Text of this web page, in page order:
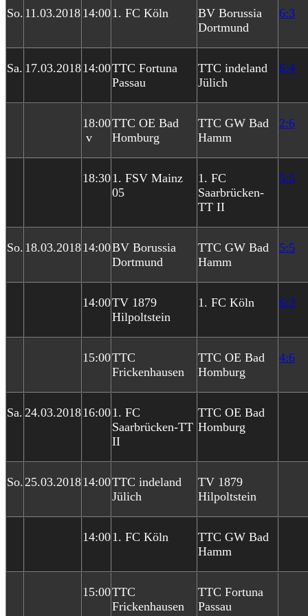
So. 11.03.2018 14:001. FC Köln
BV Borussia
Dortmund
6:3
Sa. 17.03.201814:00TTC Fortuna
Passau
TTC indeland
Jülich
6:4
18:00
v
TTC OE Bad
Homburg
TTC GW Bad
Hamm
2:6
18:301. FSV Mainz
05
1. FC
Saarbrücken-
TT II
5:5
So. 18.03.201814:00BV Borussia
Dortmund
TTC GW Bad
Hamm
5:5
14:00TV 1879
Hilpoltstein
1. FC Köln 6:3
15:00TTC
Frickenhausen
TTC OE Bad
Homburg
4:6
Sa. 24.03.201816:001. FC
Saarbrücken-TT
II
TTC OE Bad
Homburg
So.25.03.201814:00TTC indeland
Jülich
TV 1879
Hilpoltstein
14:001. FC Köln
TTC GW Bad
Hamm
15:00TTC
Frickenhausen
TTC Fortuna
Passau